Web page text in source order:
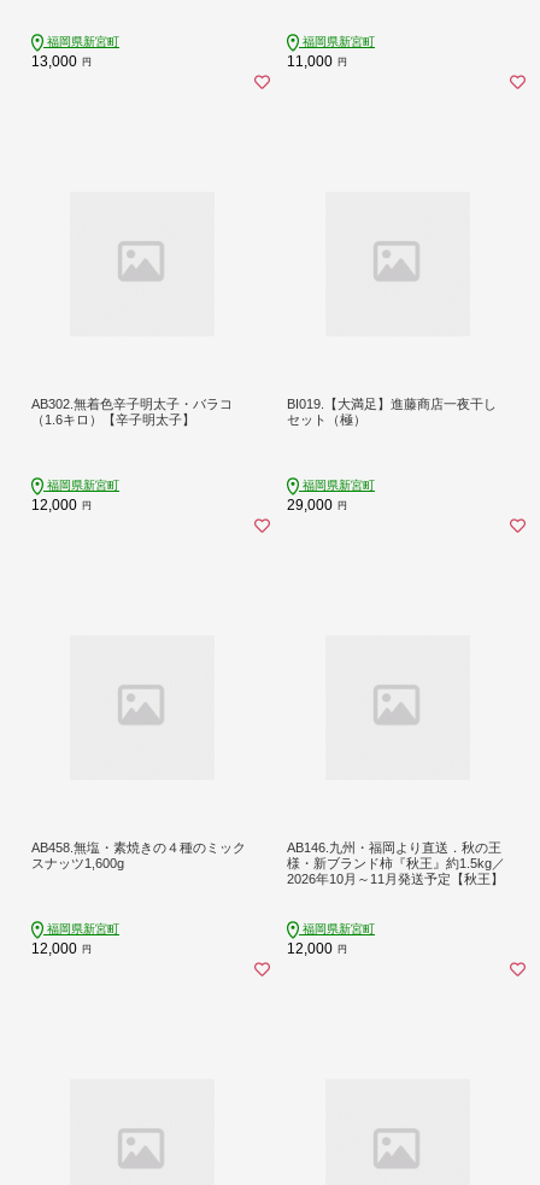
福岡県新宮町
13,000 円
福岡県新宮町
11,000 円
AB302.無着色辛子明太子・バラコ
（1.6キロ）【辛子明太子】
福岡県新宮町
12,000 円
BI019.【大満足】進藤商店一夜干し
セット（極）
福岡県新宮町
29,000 円
AB458.無塩・素焼きの４種のミック
スナッツ1,600g
福岡県新宮町
12,000 円
AB146.九州・福岡より直送．秋の王
様・新ブランド柿『秋王』約1.5kg／
2026年10月～11月発送予定【秋王】
福岡県新宮町
12,000 円